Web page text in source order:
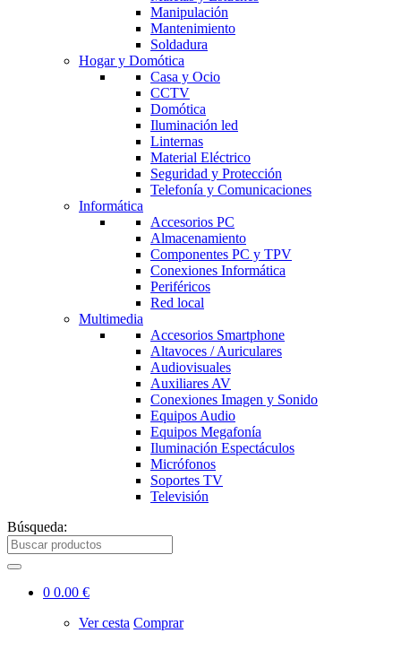
Manipulación
Mantenimiento
Soldadura
Hogar y Domótica
Casa y Ocio
CCTV
Domótica
Iluminación led
Linternas
Material Eléctrico
Seguridad y Protección
Telefonía y Comunicaciones
Informática
Accesorios PC
Almacenamiento
Componentes PC y TPV
Conexiones Informática
Periféricos
Red local
Multimedia
Accesorios Smartphone
Altavoces / Auriculares
Audiovisuales
Auxiliares AV
Conexiones Imagen y Sonido
Equipos Audio
Equipos Megafonía
Iluminación Espectáculos
Micrófonos
Soportes TV
Televisión
Búsqueda:
0 0.00 €
Ver cesta Comprar